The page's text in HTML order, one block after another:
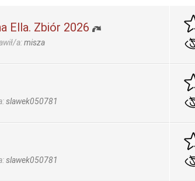
Ella. Zbiór 2026
a:misza
slawek050781
slawek050781